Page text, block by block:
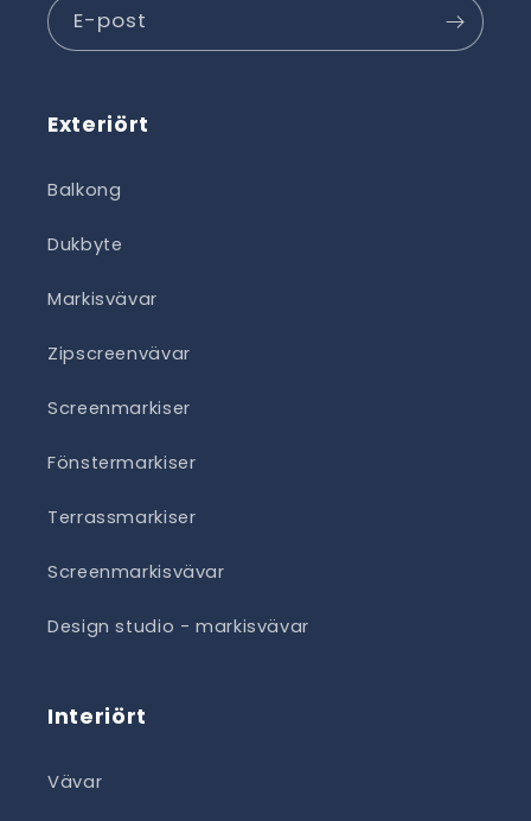
E-post
Exteriört
Balkong
Dukbyte
Markisvävar
Zipscreenvävar
Screenmarkiser
Fönstermarkiser
Terrassmarkiser
Screenmarkisvävar
Design studio - markisvävar
Interiört
Vävar